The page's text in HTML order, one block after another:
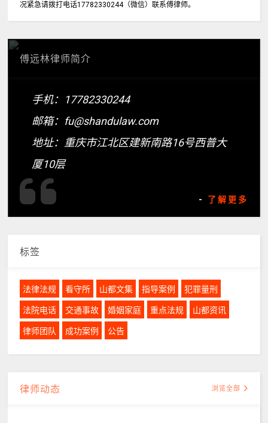
况紧急请拨打电话17782330244（微信）联系傅律师。
傅远林律师简介
手机：17782330244
邮箱：fu@shandulaw.com
地址：重庆市江北区建新南路16号西普大
厦10层
- 了解更多
标签
法律法规 看守所 山都文集 指导案例 犯罪量刑
法院电话 交通事故 婚姻家庭 重点法规 山都资讯
律师团队 成功案例 公告
律师动态 浏览全部